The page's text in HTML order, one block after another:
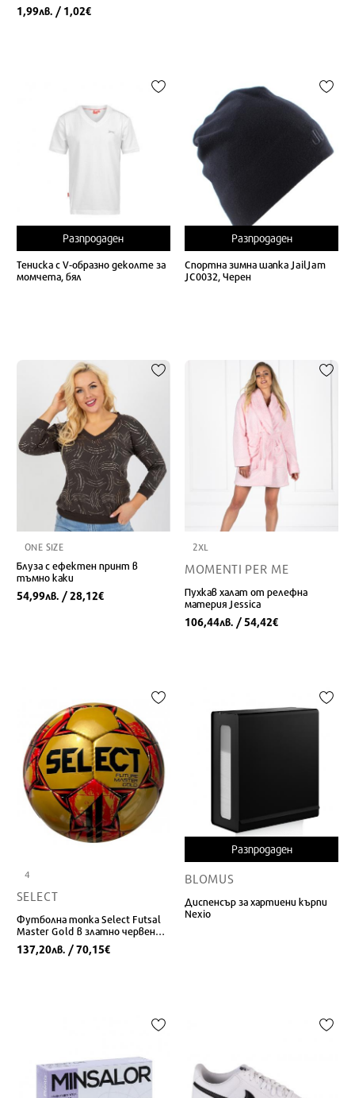
1,99лв. / 1,02€
Разпродаден
Тениска с V-образно деколте за
момчета, бял
Разпродаден
Спортна зимна шапка JailJam
JC0032, Черен
ONE SIZE
Блуза с ефектен принт в
тъмно каки
54,99лв. / 28,12€
2XL
MOMENTI PER ME
Пухкав халат от релефна
материя Jessica
106,44лв. / 54,42€
4
SELECT
Футболна топка Select Futsal
Master Gold в златно червен
цвят
137,20лв. / 70,15€
Разпродаден
BLOMUS
Диспенсър за хартиени кърпи
Nexio